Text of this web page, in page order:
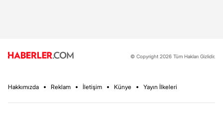
© Copyright 2026 Tüm Hakları Gizlidir.
Hakkımızda Reklam İletişim Künye Yayın İlkeleri